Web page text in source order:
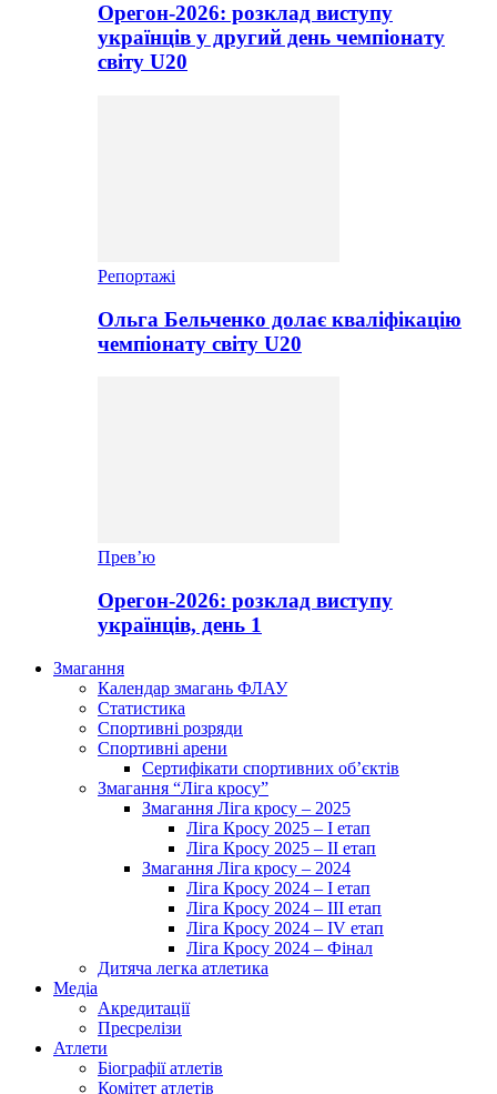
Орегон-2026: розклад виступу
українців у другий день чемпіонату
світу U20
Репортажі
Ольга Бельченко долає кваліфікацію
чемпіонату світу U20
Прев’ю
Орегон-2026: розклад виступу
українців, день 1
Змагання
Календар змагань ФЛАУ
Статистика
Спортивні розряди
Спортивні арени
Сертифікати спортивних об’єктів
Змагання “Ліга кросу”
Змагання Ліга кросу – 2025
Ліга Кросу 2025 – I етап
Ліга Кросу 2025 – II етап
Змагання Ліга кросу – 2024
Ліга Кросу 2024 – I етап
Ліга Кросу 2024 – III етап
Ліга Кросу 2024 – IV етап
Ліга Кросу 2024 – Фінал
Дитяча легка атлетика
Медіа
Акредитації
Пресрелізи
Атлети
Біографії атлетів
Комітет атлетів